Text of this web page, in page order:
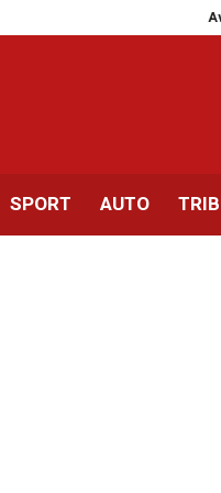
Avec Kia,
SPORT AUTO